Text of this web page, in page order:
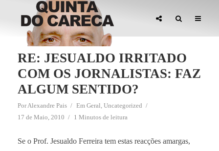
RE: JESUALDO IRRITADO
COM OS JORNALISTAS: FAZ
ALGUM SENTIDO?
PorAlexandre Pais Em Geral, Uncategorized
17 de Maio, 2010
1 Minutos de leitura
Se o Prof. Jesualdo Ferreira tem estas reacções amargas,